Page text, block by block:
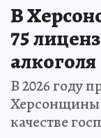
В
75
алкоголя
В 2026 году
Херсонщины
качестве